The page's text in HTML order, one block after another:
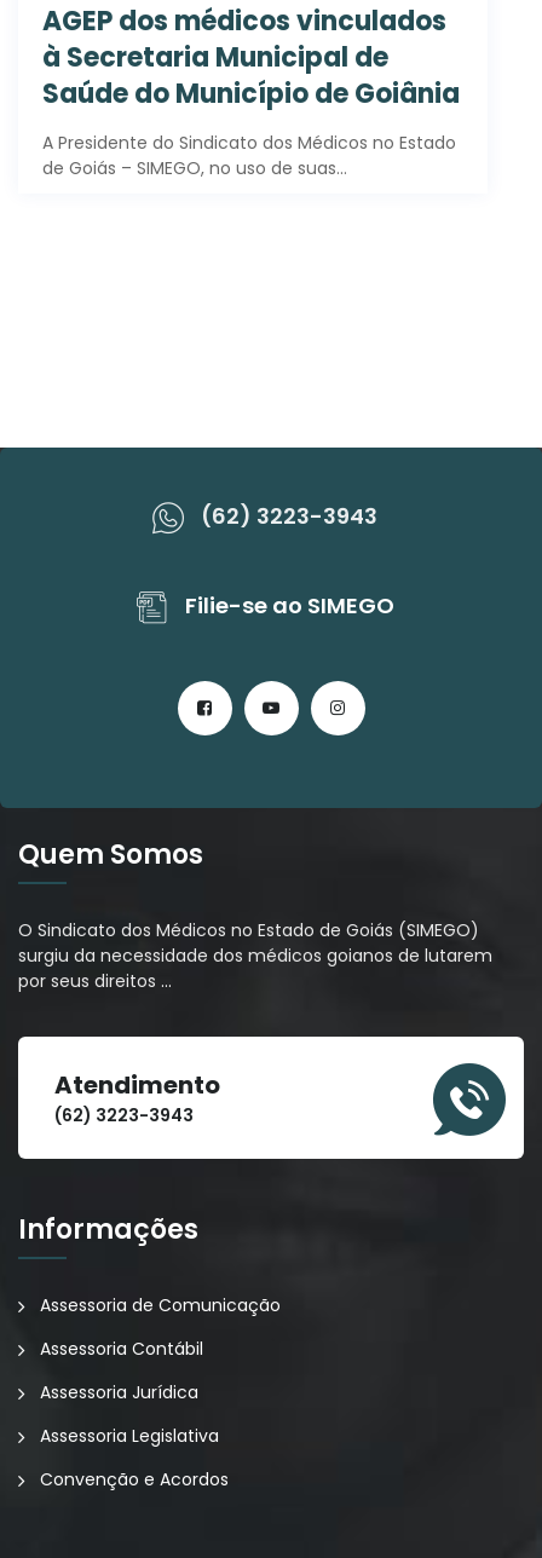
AGEP dos médicos vinculados
à Secretaria Municipal de
Saúde do Município de Goiânia
A Presidente do Sindicato dos Médicos no Estado
de Goiás – SIMEGO, no uso de suas…
(62) 3223-3943
Filie-se ao SIMEGO
Quem Somos
O Sindicato dos Médicos no Estado de Goiás (SIMEGO)
surgiu da necessidade dos médicos goianos de lutarem
por seus direitos …
Atendimento
(62) 3223-3943
Informações
Assessoria de Comunicação
Assessoria Contábil
Assessoria Jurídica
Assessoria Legislativa
Convenção e Acordos